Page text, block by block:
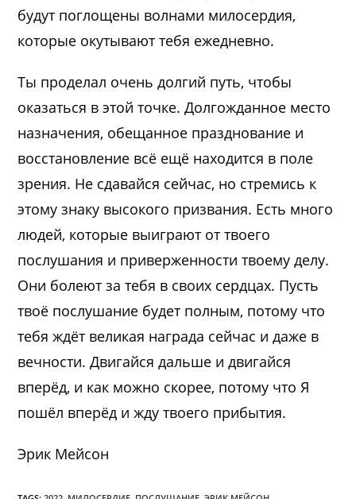
будут поглощены волнами милосердия,
которые окутывают тебя ежедневно.
Ты проделал очень долгий путь, чтобы
оказаться в этой точке. Долгожданное место
назначения, обещанное празднование и
восстановление всё ещё находится в поле
зрения. Не сдавайся сейчас, но стремись к
этому знаку высокого призвания. Есть много
людей, которые выиграют от твоего
послушания и приверженности твоему делу.
Они болеют за тебя в своих сердцах. Пусть
твоё послушание будет полным, потому что
тебя ждёт великая награда сейчас и даже в
вечности. Двигайся дальше и двигайся
вперёд, и как можно скорее, потому что Я
пошёл вперёд и жду твоего прибытия.
Эрик Мейсон